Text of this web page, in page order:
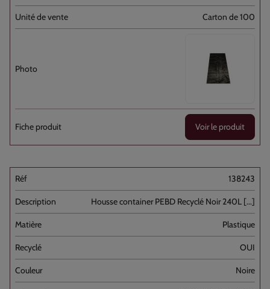
Carton de 100
Voir le produit
138243
Housse container PEBD Recyclé Noir 240L [...]
Plastique
OUI
Noire